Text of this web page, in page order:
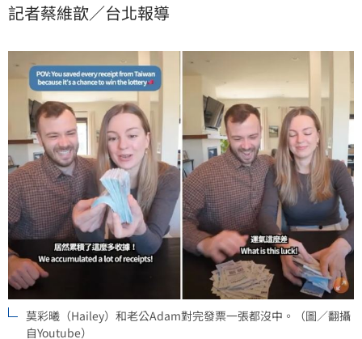
記者蔡維歆／台北報導
莫彩曦（Hailey）和老公Adam對完發票一張都沒中。（圖／翻攝
自Youtube）